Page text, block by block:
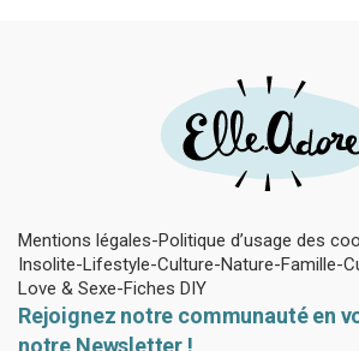
Mentions légales Politique d’usage des
Insolite Lifestyle Culture Nature Famille
Love & Sexe Fiches DIY
Rejoignez notre communauté en
notre Newsletter !